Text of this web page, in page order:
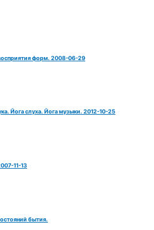
форм. 2008-06-29
Йога слуха. Йога музыки. 2012-10-25
11-13
бытия.